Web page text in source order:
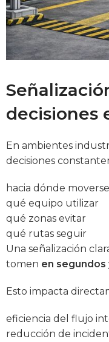
decisiones
En ambientes
decisiones
hacia dónde moverse
qué equipo utilizar
qué zonas evitar
qué rutas seguir
Una señalización
tomen en segundos
Esto impacta
eficiencia del flujo
reducción de